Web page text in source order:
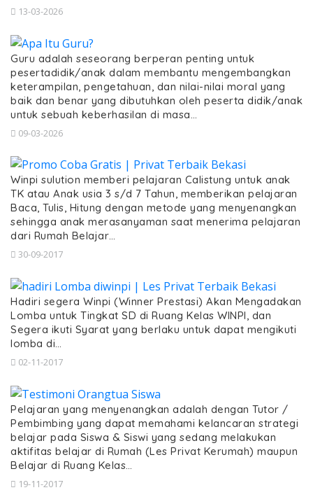
13-03-2026
Guru adalah seseorang berperan penting untuk
pesertadidik/anak dalam membantu mengembangkan
keterampilan, pengetahuan, dan nilai-nilai moral yang
baik dan benar yang dibutuhkan oleh peserta didik/anak
untuk sebuah keberhasilan di masa…
09-03-2026
Winpi sulution memberi pelajaran Calistung untuk anak
TK atau Anak usia 3 s/d 7 Tahun, memberikan pelajaran
Baca, Tulis, Hitung dengan metode yang menyenangkan
sehingga anak merasanyaman saat menerima pelajaran
dari Rumah Belajar…
30-09-2017
Hadiri segera Winpi (Winner Prestasi) Akan Mengadakan
Lomba untuk Tingkat SD di Ruang Kelas WINPI, dan
Segera ikuti Syarat yang berlaku untuk dapat mengikuti
lomba di…
02-11-2017
Pelajaran yang menyenangkan adalah dengan Tutor /
Pembimbing yang dapat memahami kelancaran strategi
belajar pada Siswa & Siswi yang sedang melakukan
aktifitas belajar di Rumah (Les Privat Kerumah) maupun
Belajar di Ruang Kelas…
19-11-2017